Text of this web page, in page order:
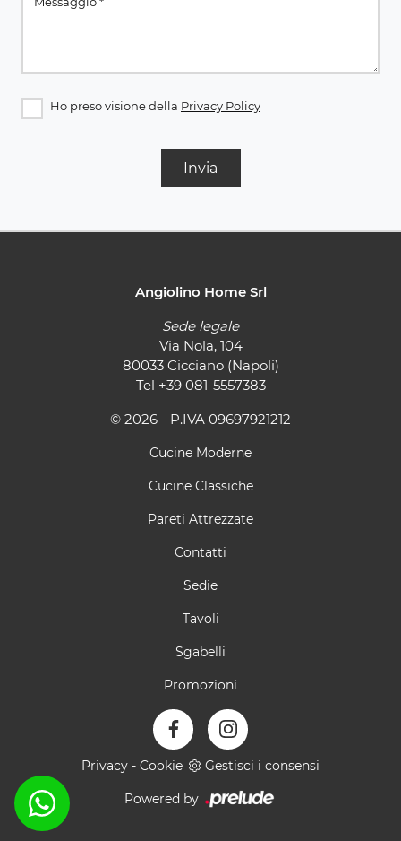
Ho preso visione della Privacy Policy
Invia
Angiolino Home Srl
Sede legale
Via Nola, 104
80033 Cicciano (Napoli)
Tel +39 081-5557383
© 2026 - P.IVA 09697921212
Cucine Moderne
Cucine Classiche
Pareti Attrezzate
Contatti
Sedie
Tavoli
Sgabelli
Promozioni
Privacy - Cookie Gestisci i consensi
Powered by